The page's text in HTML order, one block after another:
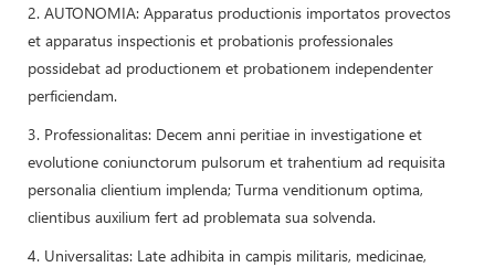
2. AUTONOMIA: Apparatus productionis importatos provectos
et apparatus inspectionis et probationis professionales
possidebat ad productionem et probationem independenter
perficiendam.
3. Professionalitas: Decem anni peritiae in investigatione et
evolutione coniunctorum pulsorum et trahentium ad requisita
personalia clientium implenda; Turma venditionum optima,
clientibus auxilium fert ad problemata sua solvenda.
4. Universalitas: Late adhibita in campis militaris, medicinae,